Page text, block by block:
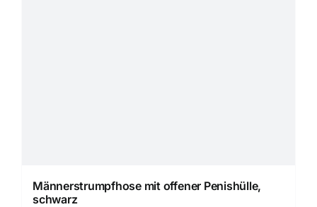
Männerstrumpfhose mit offener Penishülle,
schwarz